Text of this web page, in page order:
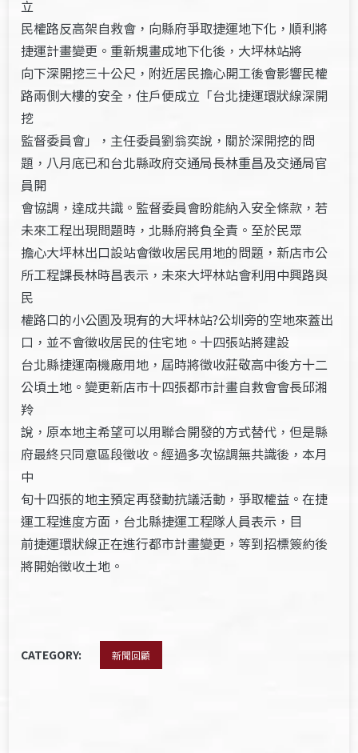
立
民權路反高架自救會，向縣府爭取捷運地下化，順利將
捷運計畫變更。重新規畫成地下化後，大坪林站將
向下深開挖三十公尺，附近居民擔心開工後會影響民權
路兩側大樓的安全，住戶便成立「台北捷運環狀線深開
挖
監督委員會」，主任委員劉翁奕說，關於深開挖的問
題，八月底已和台北縣政府交通局長林重昌及交通局官
員開
會協調，達成共識。監督委員會盼能納入安全條款，若
未來工程出現問題時，北縣府將負全責。至於民眾
擔心大坪林出口設站會徵收居民用地的問題，新店市公
所工程課長林時昌表示，未來大坪林站會利用中興路與
民
權路口的小公園及現有的大坪林站?公圳旁的空地來蓋出
口，並不會徵收居民的住宅地。十四張站將建設
台北縣捷運南機廠用地，屆時將徵收莊敬高中後方十二
公頃土地。變更新店市十四張都市計畫自救會會長邱湘
羚
說，原本地主希望可以用聯合開發的方式替代，但是縣
府最終只同意區段徵收。經過多次協調無共識後，本月
中
旬十四張的地主預定再發動抗議活動，爭取權益。在捷
運工程進度方面，台北縣捷運工程隊人員表示，目
前捷運環狀線正在進行都市計畫變更，等到招標簽約後
將開始徵收土地。
CATEGORY: 新聞回顧